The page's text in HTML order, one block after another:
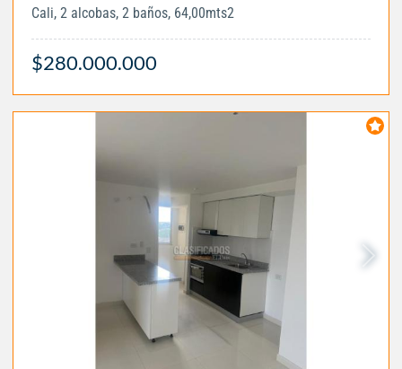
Cali, 2 alcobas, 2 baños, 64,00mts2
$280.000.000